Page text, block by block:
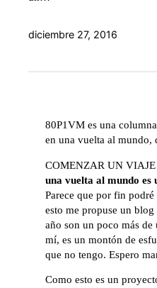
diciembre 27, 2016
80P1VM es una
en una vuelta al mundo,
COMENZAR UN
una vuelta al mundo es
Parece que por fin
esto me propuse un
año son un poco más de
mí, es un montón de
que no tengo. Espero
Como esto es un